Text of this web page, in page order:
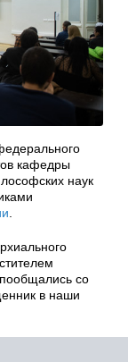
кафедры
наук
со
в наши